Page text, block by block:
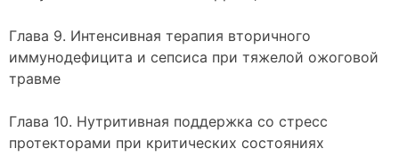
Глава 9. Интенсивная терапия вторичного
иммунодефицита и сепсиса при тяжелой ожоговой
травме
Глава 10. Нутритивная поддержка со стресс
протекторами при критических состояниях